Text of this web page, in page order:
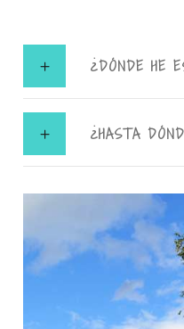
¿DÓNDE HE
¿HASTA